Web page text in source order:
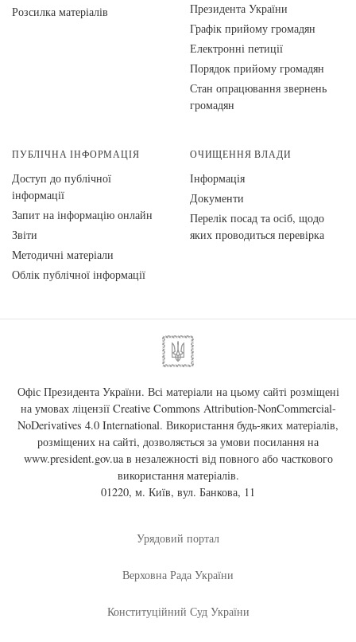
Розсилка матеріалів
Президента України
Графік прийому громадян
Електронні петиції
Порядок прийому громадян
Стан опрацювання звернень
громадян
ПУБЛІЧНА ІНФОРМАЦІЯ
Доступ до публічної
інформації
Запит на інформацію онлайн
Звіти
Методичні матеріали
Облік публічної інформації
ОЧИЩЕННЯ ВЛАДИ
Інформація
Документи
Перелік посад та осіб, щодо
яких проводиться перевірка
Офіс Президента України. Всі матеріали на цьому сайті розміщені
на умовах ліцензії Creative Commons Attribution-NonCommercial-
NoDerivatives 4.0 International. Використання будь-яких матеріалів,
розміщених на сайті, дозволяється за умови посилання на
www.president.gov.uaв незалежності від повного або часткового
використання матеріалів.
01220, м. Київ, вул. Банкова, 11
Урядовий портал
Верховна Рада України
Конституційний Суд України